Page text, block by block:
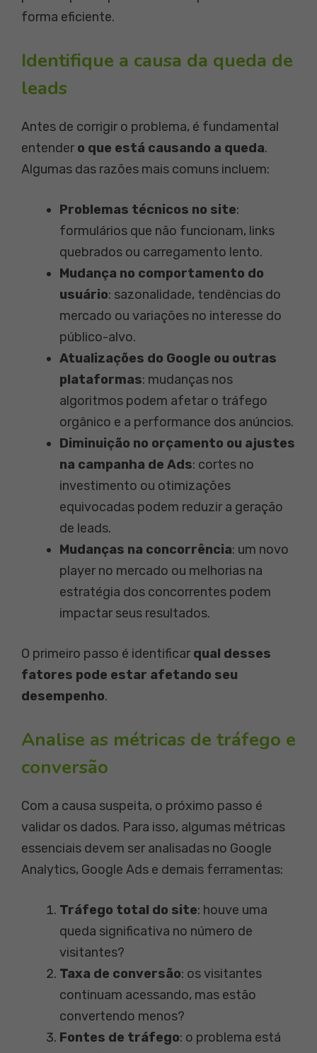
forma eficiente.
Identifique a causa da queda de
leads
Antes de corrigir o problema, é fundamental
entender o que está causando a queda.
Algumas das razões mais comuns incluem:
Problemas técnicos no site:
formulários que não funcionam, links
quebrados ou carregamento lento.
Mudança no comportamento do
usuário: sazonalidade, tendências do
mercado ou variações no interesse do
público-alvo.
Atualizações do Google ou outras
plataformas: mudanças nos
algoritmos podem afetar o tráfego
orgânico e a performance dos anúncios.
Diminuição no orçamento ou ajustes
na campanha de Ads: cortes no
investimento ou otimizações
equivocadas podem reduzir a geração
de leads.
Mudanças na concorrência: um novo
player no mercado ou melhorias na
estratégia dos concorrentes podem
impactar seus resultados.
O primeiro passo é identificar qual desses
fatores pode estar afetando seu
desempenho.
Analise as métricas de tráfego e
conversão
Com a causa suspeita, o próximo passo é
validar os dados. Para isso, algumas métricas
essenciais devem ser analisadas no Google
Analytics, Google Ads e demais ferramentas:
Tráfego total do site: houve uma
queda significativa no número de
visitantes?
Taxa de conversão: os visitantes
continuam acessando, mas estão
convertendo menos?
Fontes de tráfego: o problema está